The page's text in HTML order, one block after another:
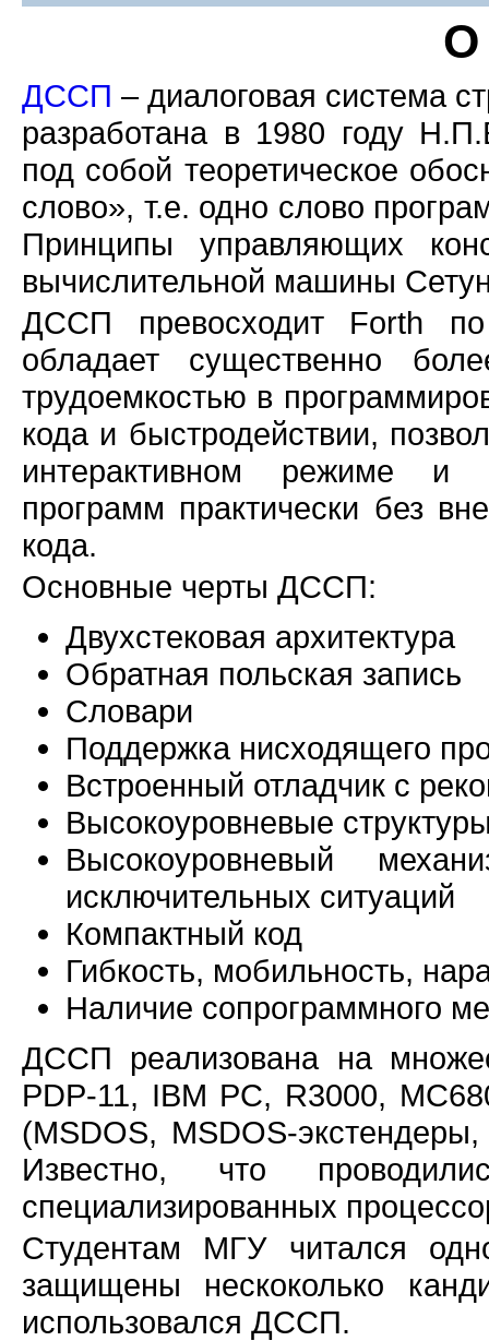
О
ДССП – диалоговая система
разработана в 1980 году
под собой теоретическое
слово», т.е. одно слово
Принципы управляющих
вычислительной машины
ДССП превосходит Forth
обладает существенно
трудоемкостью в
кода и быстродействии,
интерактивном режиме и
программ практически без
кода.
Основные черты ДССП:
Двухстековая архитектура
Обратная польская запись
Словари
Поддержка нисходящего
Встроенный отладчик с
Высокоуровневые
Высокоуровневый
исключительных ситуаций
Компактный код
Гибкость, мобильность,
Наличие сопрограммного
ДССП реализована на
PDP-11, IBM PC, R3000,
(MSDOS, MSDOS-
Известно, что
специализированных
Студентам МГУ читался
защищены нескоколько
использовался ДССП.